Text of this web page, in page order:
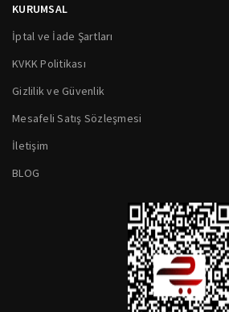
KURUMSAL
İptal ve İade Şartları
KVKK Politikası
Gizlilik ve Güvenlik
Mesafeli Satış Sözleşmesi
İletişim
BLOG